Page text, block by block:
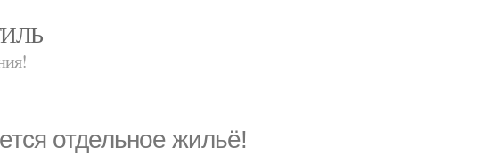
отдельное жильё!